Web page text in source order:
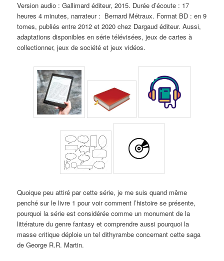
Version audio : Gallimard éditeur, 2015. Durée d’écoute : 17
heures 4 minutes, narrateur : Bernard Métraux. Format BD : en 9
tomes, publiés entre 2012 et 2020 chez Dargaud éditeur. Aussi,
adaptations disponibles en série télévisées, jeux de cartes à
collectionner, jeux de société et jeux vidéos.
Quoique peu attiré par cette série, je me suis quand même
penché sur le livre 1 pour voir comment l’histoire se présente,
pourquoi la série est considérée comme un monument de la
littérature du genre fantasy et comprendre aussi pourquoi la
masse critique déploie un tel dithyrambe concernant cette saga
de George R.R. Martin.